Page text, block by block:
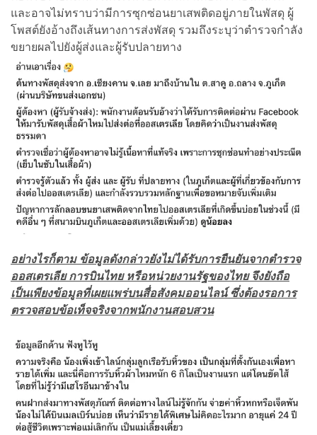
และอาจไม่ทราบว่ามีการซุกซ่อนยาเสพติดอยู่ภายในพัสดุ ผู้
โพสต์ยังอ้างถึงเส้นทางการส่งพัสดุ รวมถึงระบุว่าตำรวจกำลัง
ขยายผลไปยังผู้ส่งและผู้รับปลายทาง
อย่างไรก็ตาม ข้อมูลดังกล่าวยังไม่ได้รับการยืนยันจากตำรวจ
ออสเตรเลีย การบินไทย หรือหน่วยงานรัฐของไทย จึงยังถือ
เป็นเพียงข้อมูลที่เผยแพร่บนสื่อสังคมออนไลน์ ซึ่งต้องรอการ
ตรวจสอบข้อเท็จจริงจากพนักงานสอบสวน